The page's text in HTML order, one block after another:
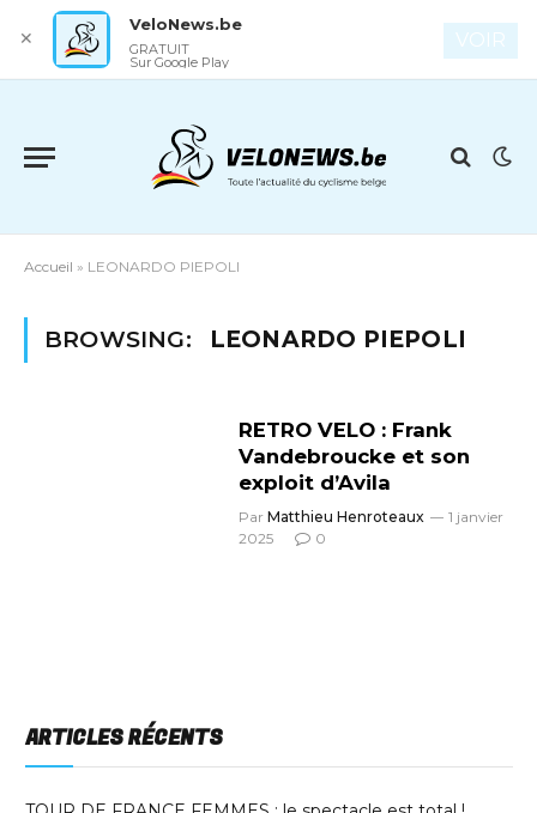
Accueil » LEONARDO PIEPOLI
BROWSING: LEONARDO PIEPOLI
RETRO VELO : Frank
Vandebroucke et son
exploit d’Avila
Par Matthieu Henroteaux
1 janvier
2025
0
ARTICLES RÉCENTS
✕
VeloNews.be
GRATUIT
Sur Google Play
VOIR